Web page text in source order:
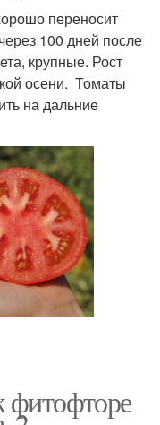
переносит
100 дней после
крупные. Рост
осени. Томаты
на дальние
фитофторе